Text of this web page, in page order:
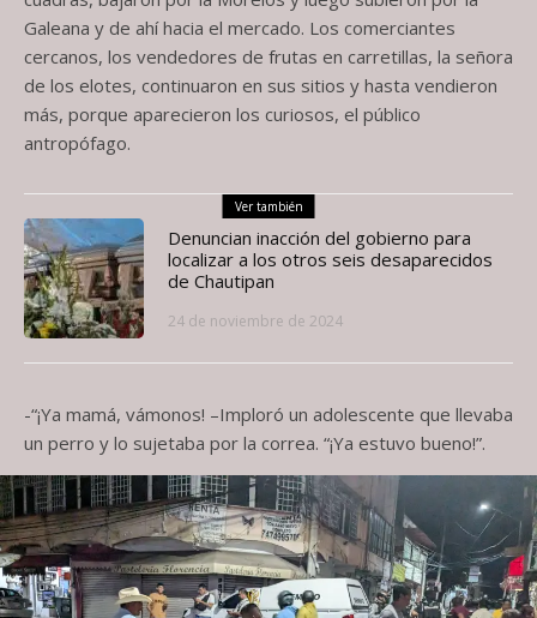
Galeana y de ahí hacia el mercado. Los comerciantes
cercanos, los vendedores de frutas en carretillas, la señora
de los elotes, continuaron en sus sitios y hasta vendieron
más, porque aparecieron los curiosos, el público
antropófago.
Ver también
Denuncian inacción del gobierno para
localizar a los otros seis desaparecidos
de Chautipan
24 de noviembre de 2024
-“¡Ya mamá, vámonos! –Imploró un adolescente que llevaba
un perro y lo sujetaba por la correa. “¡Ya estuvo bueno!”.